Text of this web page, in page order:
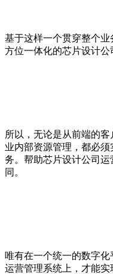
基于这样一个贯穿整个
方位一体化的芯片设计公
所以，无论是从前端的
业内部资源管理，都必
务。帮助芯片设计公司
同。
唯有在一个统一的数字
运营管理系统上，才能